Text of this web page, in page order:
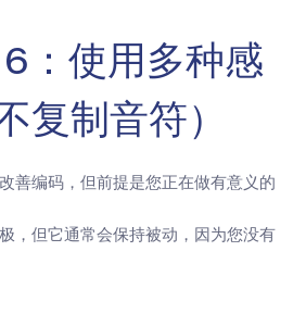
：使用多种感
复制音符）
善编码，但前提是您正在做有意义的
，但它通常会保持被动，因为您没有